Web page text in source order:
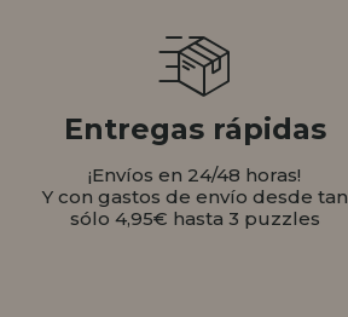
Entregas rápidas
¡Envíos en 24/48 horas!
Y con gastos de envío desde tan
sólo 4,95€ hasta 3 puzzles